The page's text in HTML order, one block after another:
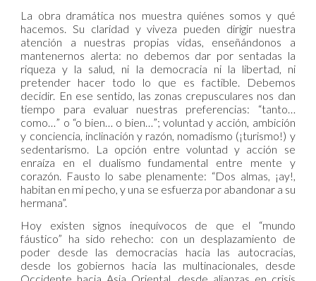
La obra dramática nos muestra quiénes somos y qué
hacemos. Su claridad y viveza pueden dirigir nuestra
atención a nuestras propias vidas, enseñándonos a
mantenernos alerta: no debemos dar por sentadas la
riqueza y la salud, ni la democracia ni la libertad, ni
pretender hacer todo lo que es factible. Debemos
decidir. En ese sentido, las zonas crepusculares nos dan
tiempo para evaluar nuestras preferencias: “tanto…
como…” o “o bien… o bien…”; voluntad y acción, ambición
y conciencia, inclinación y razón, nomadismo (¡turismo!) y
sedentarismo. La opción entre voluntad y acción se
enraíza en el dualismo fundamental entre mente y
corazón. Fausto lo sabe plenamente: “Dos almas, ¡ay!,
habitan en mi pecho, y una se esfuerza por abandonar a su
hermana”.
Hoy existen signos inequívocos de que el “mundo
fáustico” ha sido rehecho: con un desplazamiento de
poder desde las democracias hacia las autocracias,
desde los gobiernos hacia las multinacionales, desde